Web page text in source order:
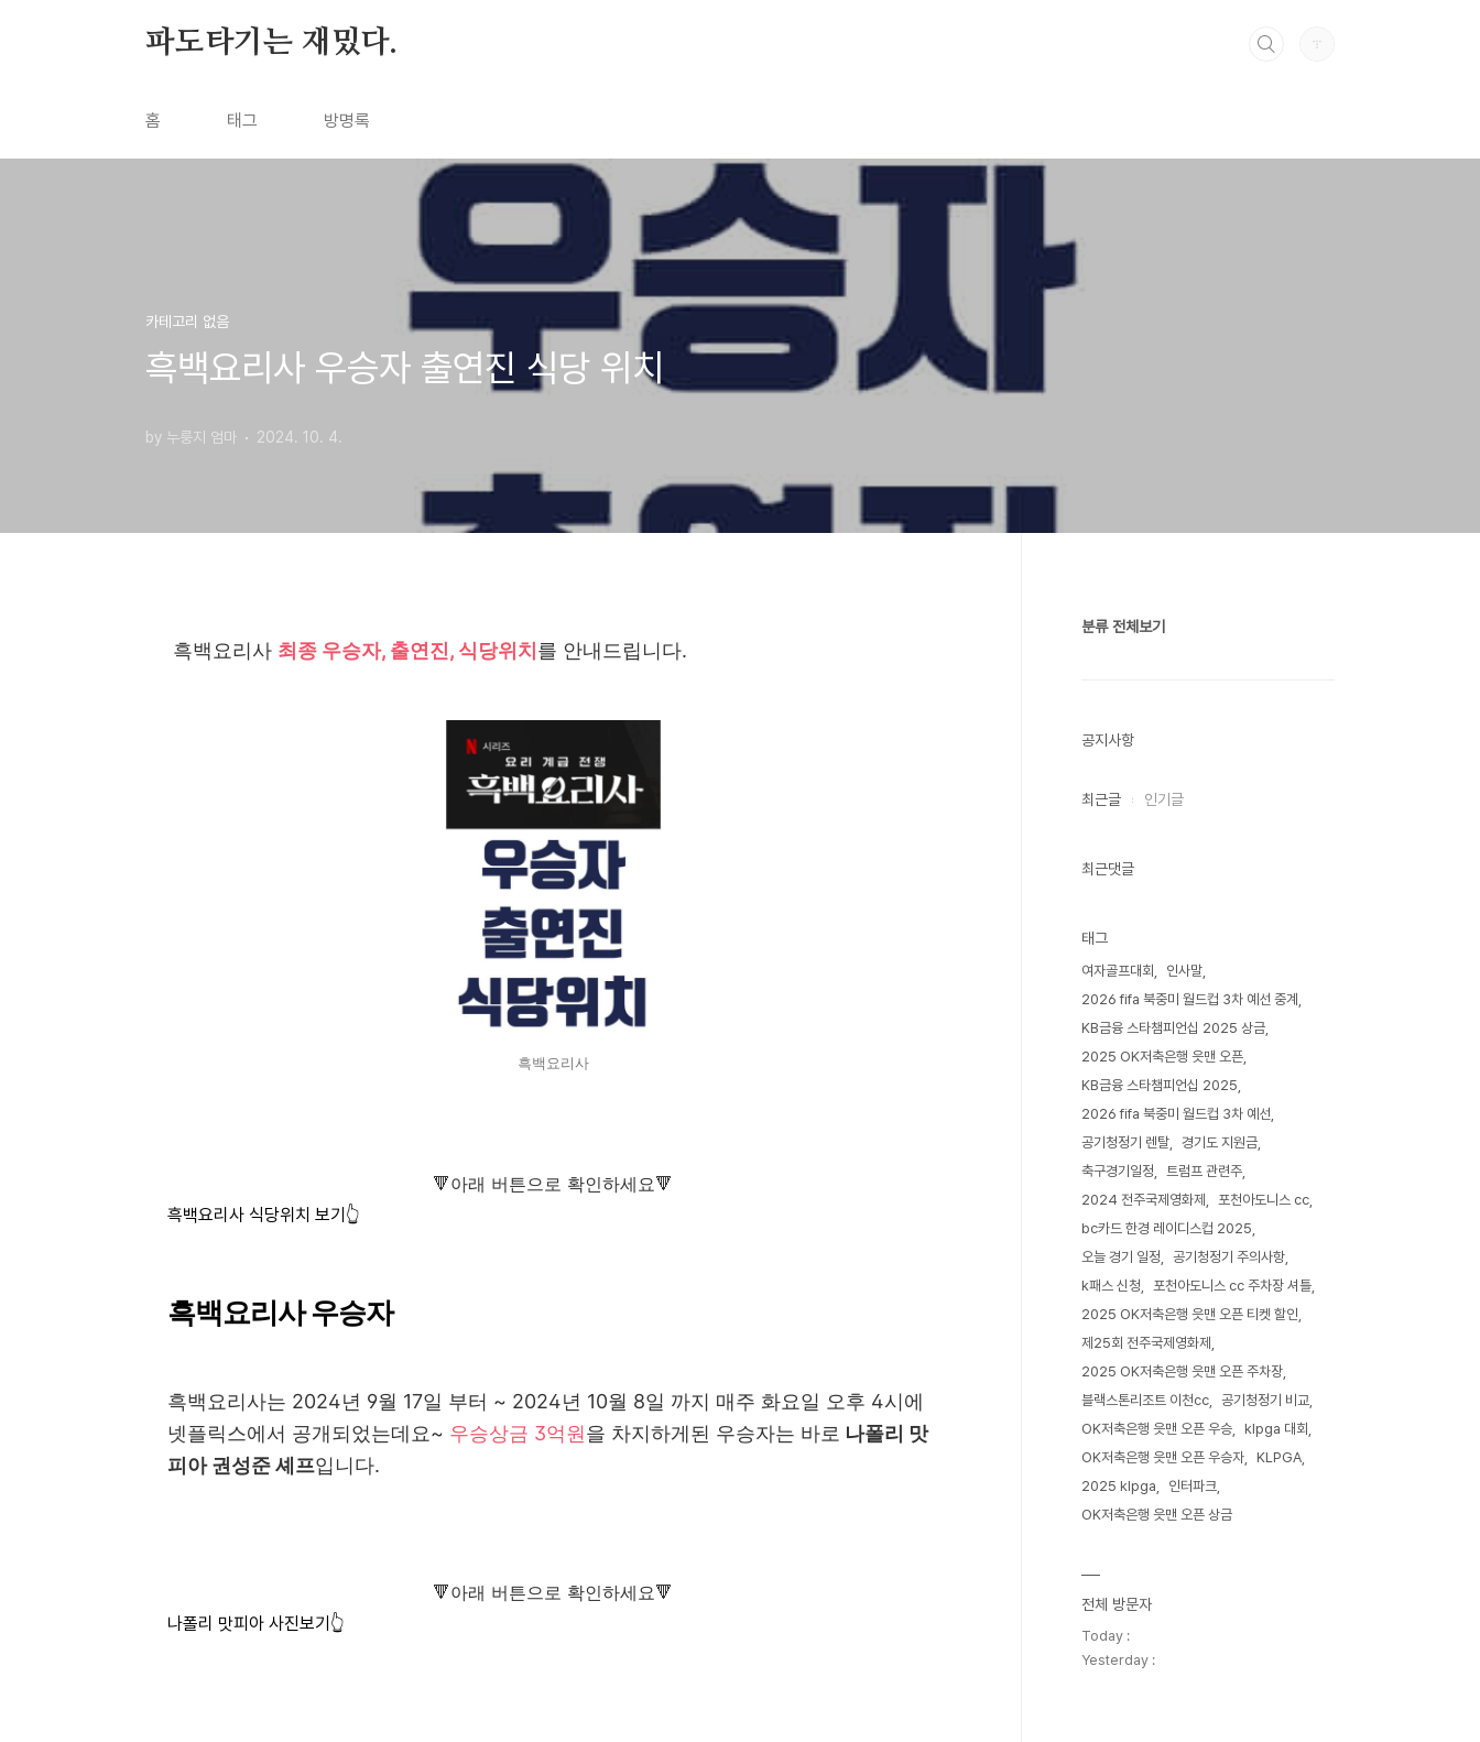
파도타기는 재밌다.
홈 태그 방명록
카테고리 없음
흑백요리사 우승자 출연진 식당 위치
by 누룽지 엄마 2024. 10. 4.
흑백요리사 최종 우승자, 출연진, 식당위치 를 안내드립니다.
흑백요리사
🔻아래 버튼으로 확인하세요🔻
흑백요리사 식당위치 보기👆
흑백요리사 우승자
흑백요리사는 2024년 9월 17일 부터 ~ 2024년 10월 8일 까지 매주 화요일 오후 4시에
넷플릭스에서 공개되었는데요~ 우승상금 3억원을 차지하게된 우승자는 바로 나폴리 맛
피아 권성준 셰프입니다.
🔻아래 버튼으로 확인하세요🔻
나폴리 맛피아 사진보기👆
분류 전체보기
공지사항
최근글 인기글
최근댓글
태그
여자골프대회
인사말
2026 fifa 북중미 월드컵 3차 예선 중계
KB금융 스타챔피언십 2025 상금
2025 OK저축은행 읏맨 오픈
KB금융 스타챔피언십 2025
2026 fifa 북중미 월드컵 3차 예선
공기청정기 렌탈
경기도 지원금
축구경기일정
트럼프 관련주
2024 전주국제영화제
포천아도니스 cc
bc카드 한경 레이디스컵 2025
오늘 경기 일정
공기청정기 주의사항
k패스 신청
포천아도니스 cc 주차장 셔틀
2025 OK저축은행 읏맨 오픈 티켓 할인
제25회 전주국제영화제
2025 OK저축은행 읏맨 오픈 주차장
블랙스톤리조트 이천cc
공기청정기 비교
OK저축은행 읏맨 오픈 우승
klpga 대회
OK저축은행 읏맨 오픈 우승자
KLPGA
2025 klpga
인터파크
OK저축은행 읏맨 오픈 상금
전체 방문자
Today :
Yesterday :